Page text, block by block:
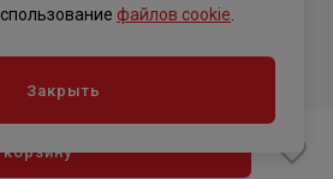
корзину
файлов cookie
Закрыть